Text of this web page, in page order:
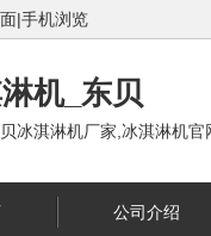
|手机浏览
机_东贝
冰淇淋机厂家,冰淇淋机
公司介绍